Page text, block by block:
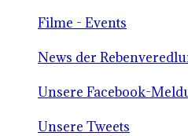
Filme - Events
News der
Unsere Facebook-
Unsere Tweets